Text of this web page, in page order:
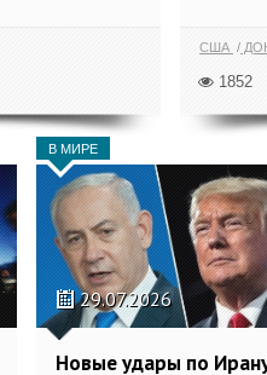
США
1852
В МИРЕ
29.07.2026
Новые удары по